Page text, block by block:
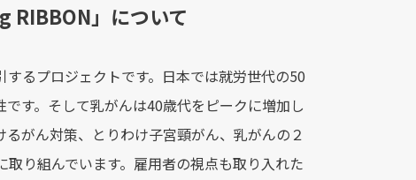
RIBBON」について
るプロジェクトです。日本では就労世代の50
す。そして乳がんは40歳代をピークに増加し
がん対策、とりわけ子宮頸がん、乳がんの２
り組んでいます。雇用者の視点も取り入れた